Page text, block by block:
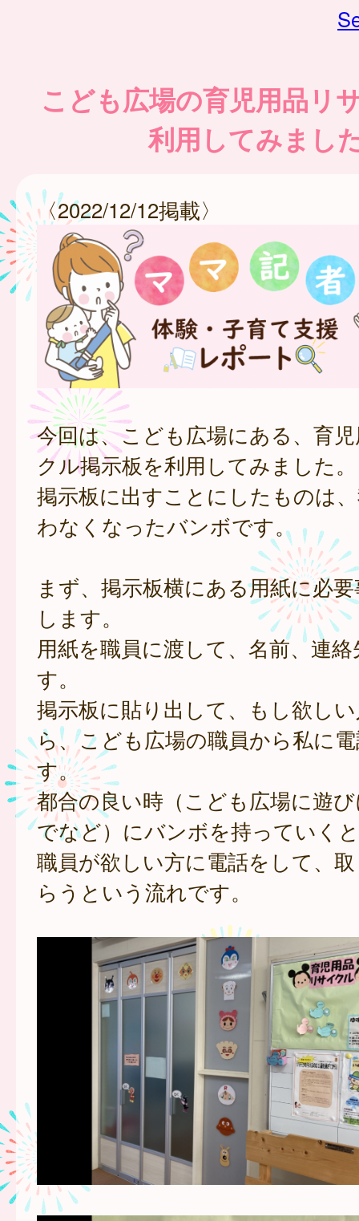
こども広場の育児用品リ
利用してみまし
〈2022/12/12掲載〉
今回は、こども広場にある、育
クル掲示板を利用してみました。
掲示板に出すことにしたものは
わなくなったバンボです。
まず、掲示板横にある用紙に必
します。
用紙を職員に渡して、名前、連
す。
掲示板に貼り出して、もし欲し
ら、こども広場の職員から私に
す。
都合の良い時（こども広場に遊
でなど）にバンボを持っていく
職員が欲しい方に電話をして、
らうという流れです。